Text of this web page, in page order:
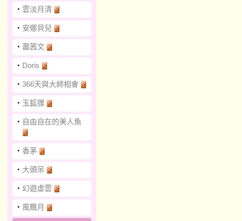
‧ 雲淡月清
‧ 安娜貝兒
‧ 蕭茜文
‧ Doris
‧ 366天與大師相會
‧ 玉狐狸
‧ 自由自在的美人魚
‧ 香茅
‧ 大頭呆
‧ 幻遊虛雲
‧ 風飄月